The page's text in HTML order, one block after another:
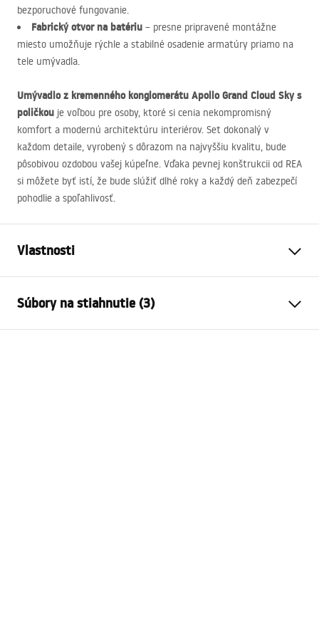
bezporuchové fungovanie.
Fabrický otvor na batériu – presne pripravené montážne
miesto umožňuje rýchle a stabilné osadenie armatúry priamo na
tele umývadla.
Umývadlo z kremenného konglomerátu Apollo Grand Cloud Sky s
poličkou je voľbou pre osoby, ktoré si cenia nekompromisný
komfort a modernú architektúru interiérov. Set dokonalý v
každom detaile, vyrobený s dôrazom na najvyššiu kvalitu, bude
pôsobivou ozdobou vašej kúpeľne. Vďaka pevnej konštrukcii od REA
si môžete byť istí, že bude slúžiť dlhé roky a každý deň zabezpečí
pohodlie a spoľahlivosť.
Vlastnosti
Materiál
Farba
Béžová, Imitácia kameňa
Súbory na stiahnutie (3)